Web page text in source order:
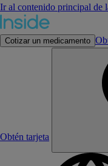
Ir al contenido principal de
Cotizar un medicamento
Obtén tarjeta